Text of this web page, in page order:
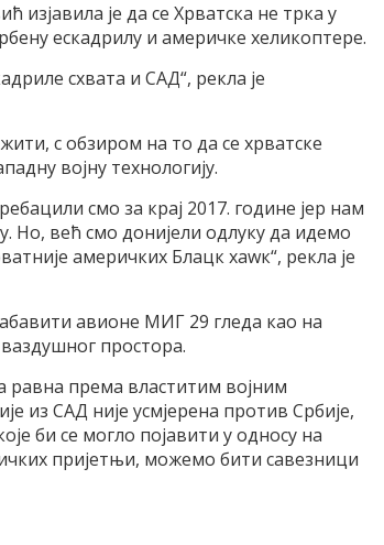
изјавила је да се Хрватска не трка у
ескадрилу и америчке хеликоптере.
схвата и САД“, рекла је
с обзиром на то да се хрватске
војну технологију.
смо за крај 2017. године јер нам
Но, већ смо донијели одлуку да идемо
америчких Блацк хаwк“, рекла је
авионе МИГ 29 гледа као на
простора.
равна према властитим војним
из САД није усмјерена против Србије,
би се могло појавити у односу на
пријетњи, можемо бити савезници